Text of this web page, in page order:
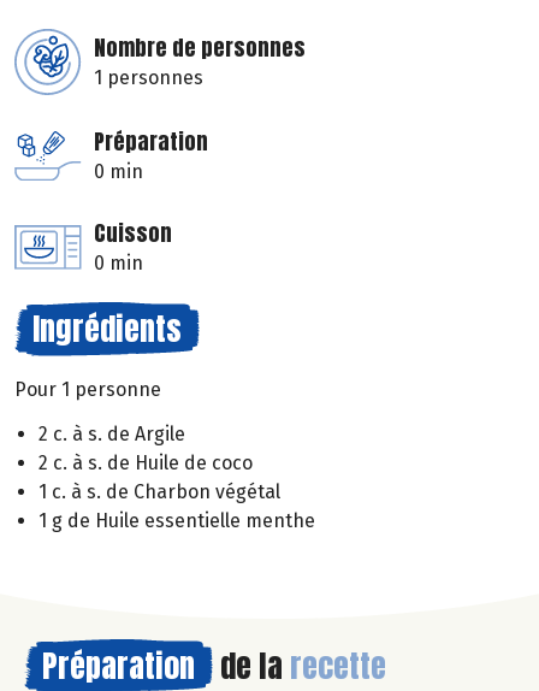
Nombre de personnes
1 personnes
Préparation
0 min
Cuisson
0 min
Ingrédients
Pour 1 personne
2 c. à s. de Argile
2 c. à s. de Huile de coco
1 c. à s. de Charbon végétal
1 g de Huile essentielle menthe
Préparation de la recette